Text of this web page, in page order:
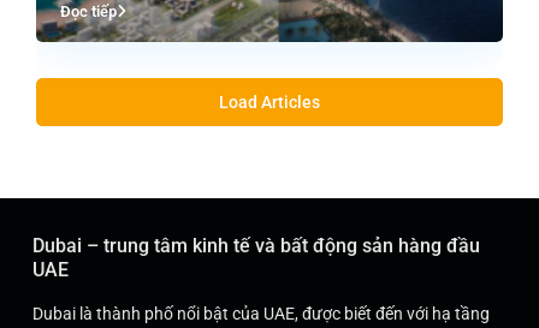
Đọc tiếp
Load Articles
Dubai – trung tâm kinh tế và bất động sản hàng đầu
UAE
Dubai là thành phố nổi bật của UAE, được biết đến với hạ tầng